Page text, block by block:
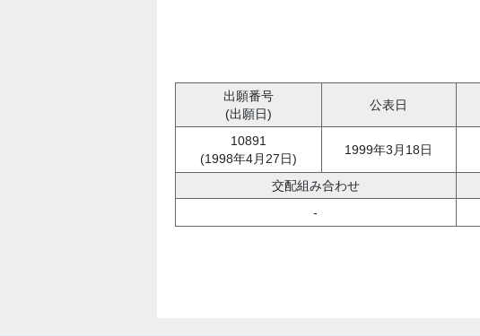
出願番号
(出願日)
公表日
10891
(1998年4月27日)
1999年3月18日
交配組み合わせ
-